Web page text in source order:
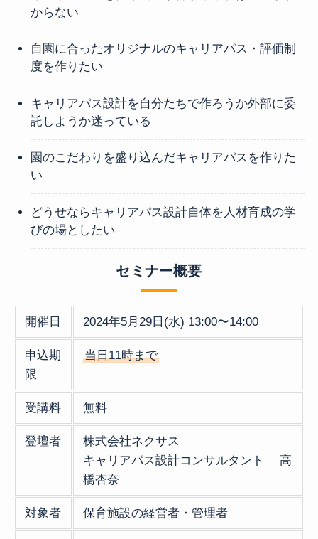
からない
自園に合ったオリジナルのキャリアパス・評価制
度を作りたい
キャリアパス設計を自分たちで作ろうか外部に委
託しようか迷っている
園のこだわりを盛り込んだキャリアパスを作りた
い
どうせならキャリアパス設計自体を人材育成の学
びの場としたい
セミナー概要
開催日 2024年5月29日(水) 13:00〜14:00
申込期
限
当日11時まで
受講料 無料
登壇者
株式会社ネクサス
キャリアパス設計コンサルタント 高
橋杏奈
対象者 保育施設の経営者・管理者